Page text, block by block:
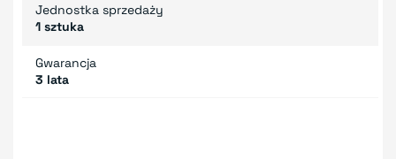
Jednostka sprzedaży
1 sztuka
Gwarancja
3 lata